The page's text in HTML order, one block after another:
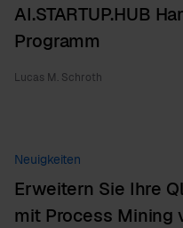
AI.STARTUP.HUB
Programm
Lucas M. Schroth
Neuigkeiten
Erweitern Sie Ihre
mit Process Mining